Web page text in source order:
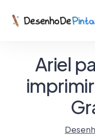
Colorir Online
Criar com IA!
Ariel